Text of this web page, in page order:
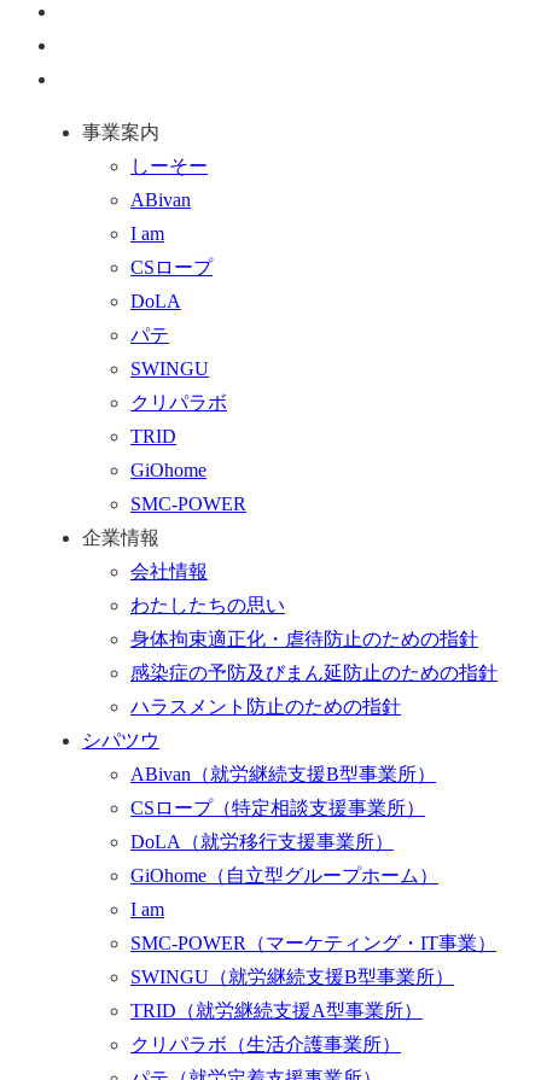
事業案内
しーそー
ABivan
I am
CSロープ
DoLA
パテ
SWINGU
クリパラボ
TRID
GiOhome
SMC-POWER
企業情報
会社情報
わたしたちの思い
身体拘束適正化・虐待防止のための指針
感染症の予防及びまん延防止のための指針
ハラスメント防止のための指針
シパツウ
ABivan （就労継続支援B型事業所）
CSロープ （特定相談支援事業所）
DoLA （就労移行支援事業所）
GiOhome （自立型グループホーム）
I am
SMC-POWER （マーケティング・IT事業）
SWINGU （就労継続支援B型事業所）
TRID （就労継続支援A型事業所）
クリパラボ （生活介護事業所）